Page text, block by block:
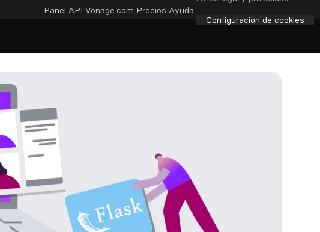
Panel API Vonage.com Precios Ayuda
Configuración de cookies